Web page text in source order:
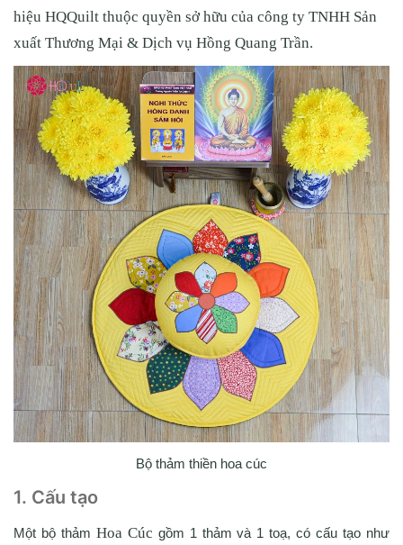
hiệu HQQuilt thuộc quyền sở hữu của công ty TNHH Sản
xuất Thương Mại & Dịch vụ Hồng Quang Trần.
Bộ thảm thiền hoa cúc
1. Cấu tạo
Một bộ thảm Hoa Cúc gồm 1 thảm và 1 toạ, có cấu tạo như